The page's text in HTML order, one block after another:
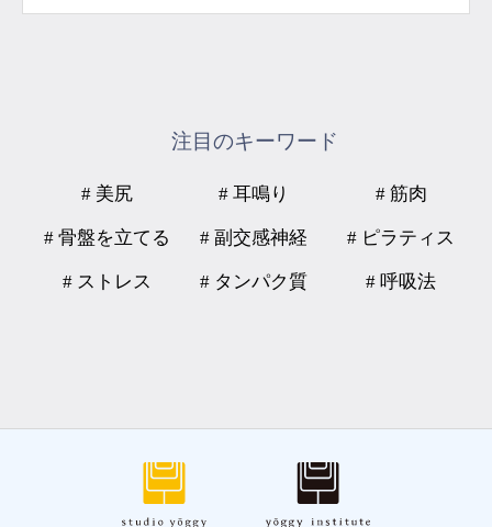
注目のキーワード
# 美尻 # 耳鳴り # 筋肉
# 骨盤を立てる # 副交感神経 # ピラティス
# ストレス # タンパク質 # 呼吸法